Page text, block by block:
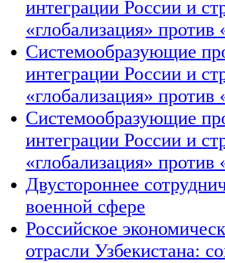
интеграции России и
«глобализация»
Системообразующие
интеграции России и
«глобализация»
Системообразующие
интеграции России и
«глобализация»
Двустороннее
военной сфере
Российское
отрасли Узбекистана: